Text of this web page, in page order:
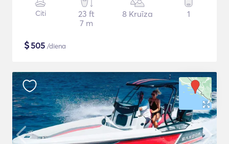
Citi
23 ft
7 m
8 Kruīza 1
$505 /diena